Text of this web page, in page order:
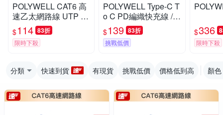
POLYWELL CAT6 高
速乙太網路線 UTP 1
Gbps 2M
$114 83折
限時下殺
POLYWELL Type-C T
o C PD編織快充線 /1
米
$139 83折
挑戰低價
$336
限時下殺
分類 快速到貨 有現貨 挑戰低價 價格低到高 顏色